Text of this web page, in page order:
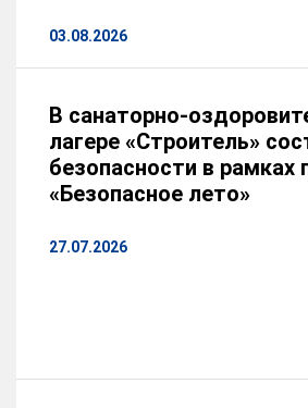
03.08.2026
В санаторно-
лагере «Строитель»
безопасности в рамках
«Безопасное лето»
27.07.2026